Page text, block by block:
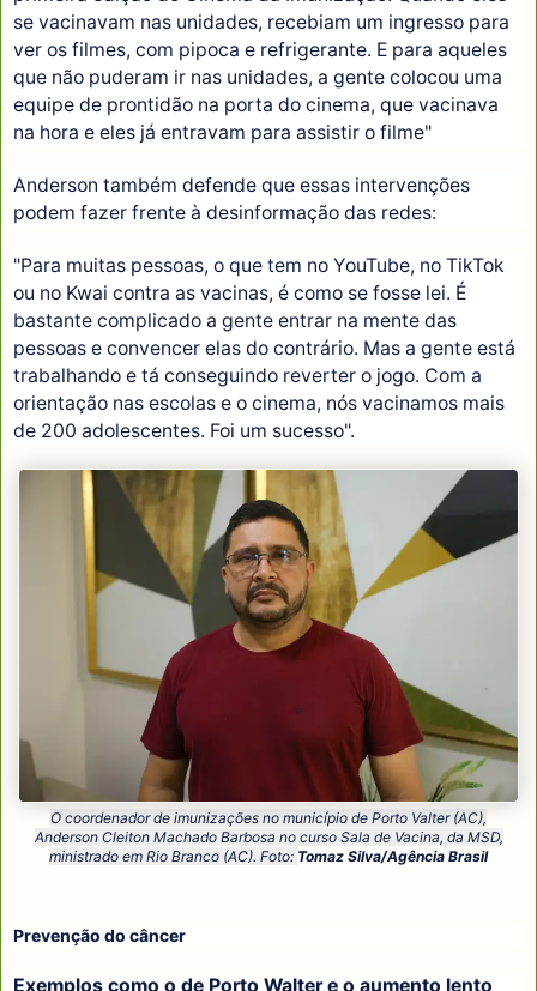
se vacinavam nas unidades, recebiam um ingresso para
ver os filmes, com pipoca e refrigerante. E para aqueles
que não puderam ir nas unidades, a gente colocou uma
equipe de prontidão na porta do cinema, que vacinava
na hora e eles já entravam para assistir o filme"
Anderson também defende que essas intervenções
podem fazer frente à desinformação das redes:
"Para muitas pessoas, o que tem no YouTube, no TikTok
ou no Kwai contra as vacinas, é como se fosse lei. É
bastante complicado a gente entrar na mente das
pessoas e convencer elas do contrário. Mas a gente está
trabalhando e tá conseguindo reverter o jogo. Com a
orientação nas escolas e o cinema, nós vacinamos mais
de 200 adolescentes. Foi um sucesso".
O coordenador de imunizações no município de Porto Valter (AC),
Anderson Cleiton Machado Barbosa no curso Sala de Vacina, da MSD,
ministrado em Rio Branco (AC). Foto: Tomaz Silva/Agência Brasil
Prevenção do câncer
Exemplos como o de Porto Walter e o aumento lento